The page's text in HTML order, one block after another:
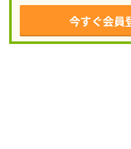
今すぐ会員